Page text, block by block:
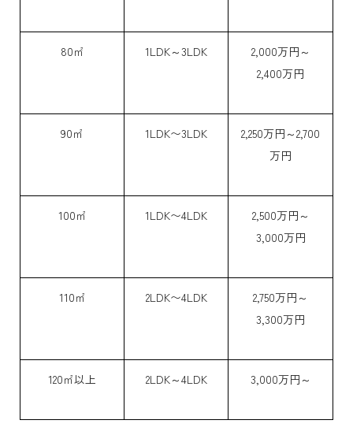
80㎡ 1LDK～3LDK
2,000万円～
2,400万円
90㎡ 1LDK〜3LDK
2,250万円～2,700
万円
100㎡ 1LDK〜4LDK
2,500万円～
3,000万円
110㎡ 2LDK〜4LDK
2,750万円～
3,300万円
120㎡以上 2LDK～4LDK 3,000万円～